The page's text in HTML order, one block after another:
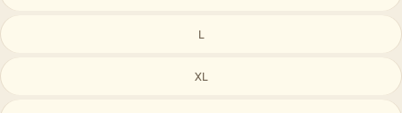
L
XL